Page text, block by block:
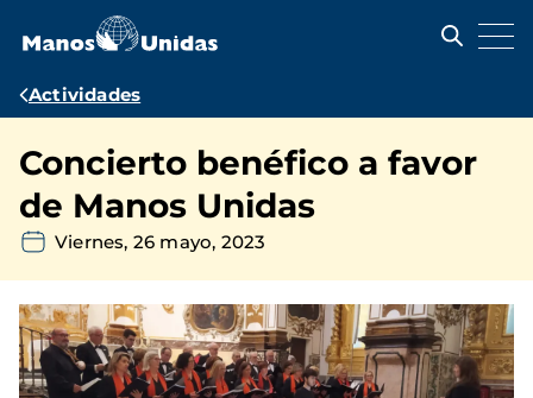
contenido
Ruta
navegación
Actividades
Concierto benéfico a favor
de Manos Unidas
Viernes, 26 mayo, 2023